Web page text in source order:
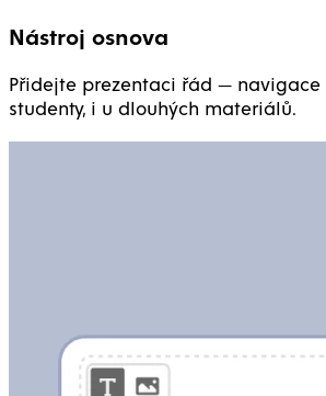
Nástroj osnova
Přidejte prezentaci řád — navigace
studenty, i u dlouhých materiálů.